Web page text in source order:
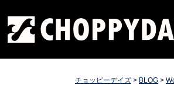
content
チョッピーデイズ
EC事業支援・ゼロから軌道にのせる実績
事業支援・ECサイト立ち上げ・Webマー
チング チョッピーデイズ ChoppyDays
チョッピーデイズ > BLOG >